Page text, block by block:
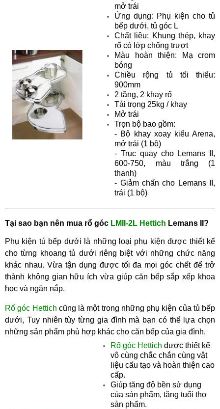
mở trái
Ứng dụng: Phụ kiện cho tủ
bếp dưới, tủ góc L
Chất liệu: Khung thép, khay
rổ có lớp chống trượt
Màu hoàn thiện:
Mạ crom
bóng
Chiều rộng tủ tối thiểu:
900mm
2 tầng, 2 khay rổ
Tải trọng 25kg / khay
Mở trái
Trọn bộ bao gồm:
- Bộ khay xoay kiểu Arena,
mở trái (1 bộ)
- Trục quay cho Lemans II,
600-750, màu trắng (1
thanh)
- Giảm chấn cho Lemans II,
trái (1 bộ)
Tại sao bạn nên mua rổ góc LMII-2L Hettich Lemans II ?
Phụ kiện tủ bếp dưới là những loại phụ kiện được thiết kế
cho từng khoang tủ dưới riêng biệt với những chức năng
khác nhau. Vừa tận dụng được tối đa mọi góc chết để trở
thành không gian hữu ích vừa giúp căn bếp sắp xếp khoa
học và ngăn nắp.
Rổ góc Hettich cũng là một trong những phụ kiện của tủ bếp
dưới, Tuy nhiên tùy từng gia đình mà bạn có thể lựa chọn
những sản phẩm phù hợp khác cho căn bếp của gia đình.
Rổ góc Hettich được thiết kế
vô cùng chắc chắn cùng vật
liệu cấu tạo và hoàn thiện cao
cấp.
Giúp tăng độ bền sử dụng
của sản phẩm, tăng tuổi thọ
sản phẩm.